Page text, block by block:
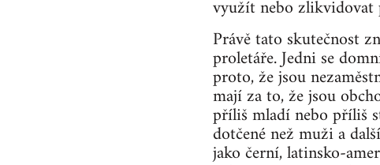
využít nebo zlikvidovat
Právě tato skutečnost
proletáře. Jedni se
proto, že jsou
mají za to, že jsou
příliš mladí nebo příliš
dotčené než muži a
jako černí, latinsko-